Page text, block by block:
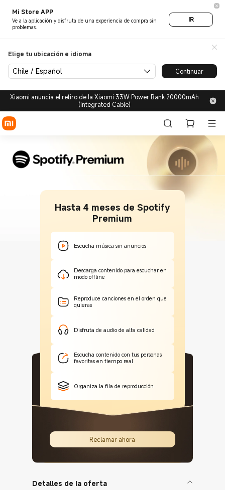
Mi Store APP
Ve a la aplicación y disfruta de una experiencia de compra sin
problemas.
IR
Elige tu ubicación e idioma
Chile / Español Continuar
Xiaomi anuncia el retiro de la Xiaomi 33W Power Bank 20000mAh
(Integrated Cable)
Hasta 4 meses de Spotify
Premium
Escucha música sin anuncios
Descarga contenido para escuchar en
modo offline
Reproduce canciones en el orden que
quieras
Disfruta de audio de alta calidad
Escucha contenido con tus personas
favoritas en tiempo real
Organiza la fila de reproducción
Reclamar ahora
Detalles de la oferta